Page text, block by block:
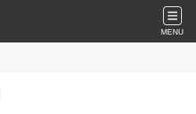
MENU